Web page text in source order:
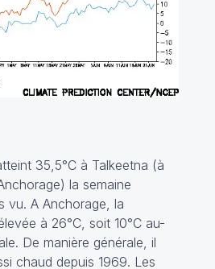
35,5°C à Talkeetna (à
la semaine
vu. A Anchorage, la
à 26°C, soit 10°C au-
De manière générale, il
chaud depuis 1969. Les